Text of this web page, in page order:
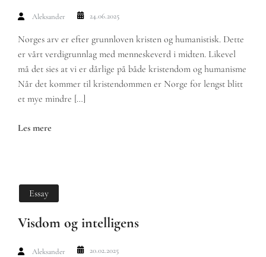
Aleksander 24.06.2025
Norges arv er efter grunnloven kristen og humanistisk. Dette
er vårt verdigrunnlag med menneskeverd i midten. Likevel
må det sies at vi er dårlige på både kristendom og humanisme
Når det kommer til kristendommen er Norge for lengst blitt
et mye mindre […]
Les mere
Essay
Visdom og intelligens
Aleksander 20.02.2025